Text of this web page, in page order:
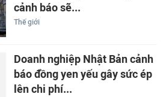
cảnh báo sẽ...
Thế giới
Doanh nghiệp Nhật Bản cảnh
báo đồng yen yếu gây sức ép
lên chi phí...